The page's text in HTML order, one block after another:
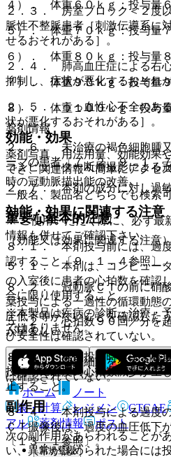
２．３． 房室ブロック＜２度
脈性不整脈患者［刺激伝導系に
せるおそれがある］。
２．４． 肺高血圧症による右
抑制し、症状が悪化するおそれ
２．５． うっ血性心不全のあ
状が悪化するおそれがある］。
２．６． 未治療の褐色細胞腫
ーマの患者〔７．２、９．１．
２．７． 本剤の成分に対し過
重要な基本的注意
８．１． 本剤投与前には、過
認すること〔９．１．４参照〕。
８．２． 冠動脈ＣＴの前に硝
薬投与による一過性の循環動態
圧低下等がないことを確認した
が望ましい。
８．３． 本剤投与時には、心
投与中に過度の心拍数減少が生
止すること。
８．４． 本剤投与による過度
ＣＴ撮像後は、過度の血圧低下
〔１３．１参照〕。
４）． 体重６０ｋｇ：投与量
５）． 体重７０ｋｇ：投与量
６）． 体重８０ｋｇ：投与量８
７）． 体重９０ｋｇ：投与量９
８）． 体重１００ｋｇ：投与
効能・効果
コンピューター断層撮影による
時の冠動脈描出能の改善。
効能・効果に関連する注意
（効能又は効果に関連する注意
５．１． 本剤は、コンピュー
の入室後に患者の心拍数を確認
合に限り使用すること。
５．２． 心拍数９０回／分を
び安全性は確認されていない。
５．３． 心房細動を有する患
は確認されていない。
副作用
次の副作用があらわれることが
い、異常が認められた場合には
薬剤情報
薬剤写真、用法用量、効能効果
でき、関連情報へ簡単にアクセ
一般名、製品名どちらでも検索
※ ご使用いただく際に、必ず最
情報も併せてご確認下さい。
※本製品は疾病の診断・治療・
ではありません。
ホーム
ノート
表・計算
レジメン CTCAE
アル
薬剤情報 ポスト
新規登録